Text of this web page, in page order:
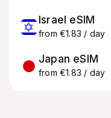
Israel eSIM
from €1.83 / day
Japan eSIM
from €1.83 / day